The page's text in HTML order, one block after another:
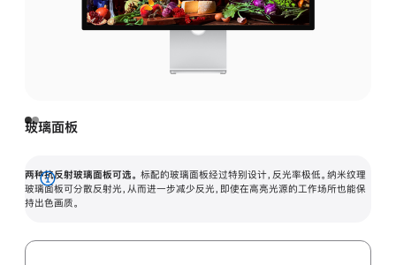
玻璃面板
两种抗反射玻璃面板可选。 标配的玻璃面板经过特别设计，反光率极低。纳米纹理
玻璃面板可分散反射光，从而进一步减少反光，即使在高亮光源的工作场所也能保
持出色画质。
展
开